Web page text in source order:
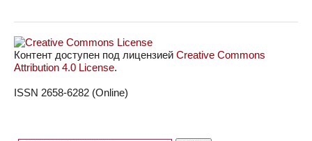
Контент доступен под лицензией Creative Commons
Attribution 4.0 License.
ISSN 2658-6282 (Online)